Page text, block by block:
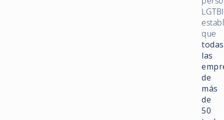
LGTBI
que
todas
las
de
más
de
50